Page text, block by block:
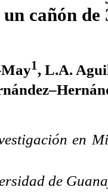
cañón
1, L.A.
en
de